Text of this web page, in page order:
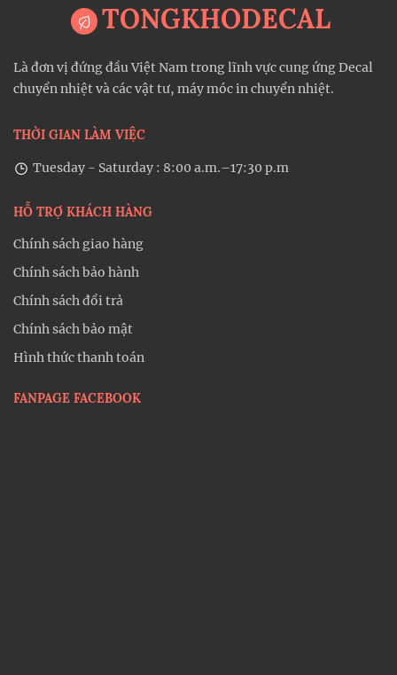
TONGKHODECAL
Là đơn vị đứng đầu Việt Nam trong lĩnh vực cung ứng Decal
chuyển nhiệt và các vật tư, máy móc in chuyển nhiệt.
THỜI GIAN LÀM VIỆC
Tuesday - Saturday : 8:00 a.m.–17:30 p.m
HỖ TRỢ KHÁCH HÀNG
Chính sách giao hàng
Chính sách bảo hành
Chính sách đổi trả
Chính sách bảo mật
Hình thức thanh toán
FANPAGE FACEBOOK